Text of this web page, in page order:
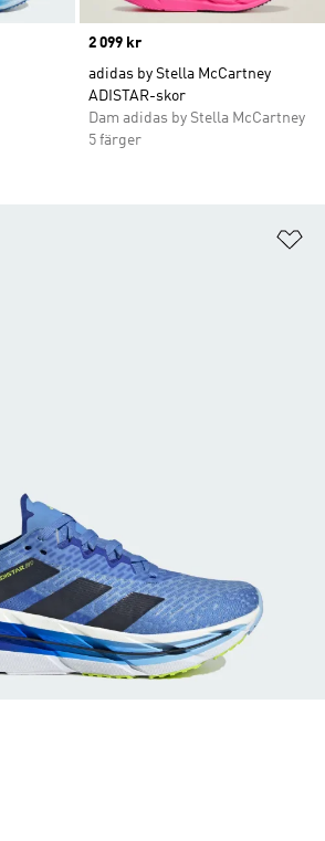
Price
2 099 kr
adidas by Stella McCartney
ADISTAR-skor
Dam adidas by Stella McCartney
5 färger